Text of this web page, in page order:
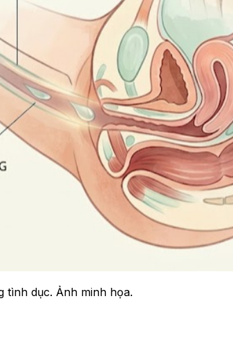
tình dục. Ảnh minh họa.